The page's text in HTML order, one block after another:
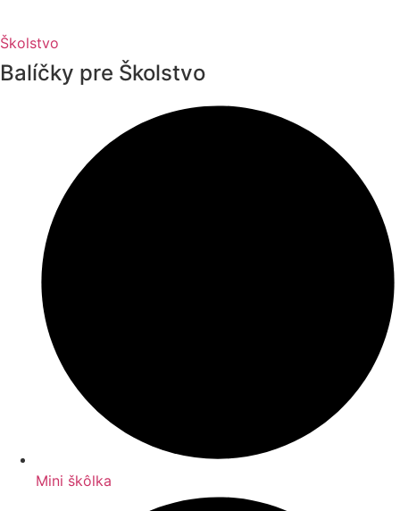
Školstvo
Balíčky pre Školstvo
Mini škôlka